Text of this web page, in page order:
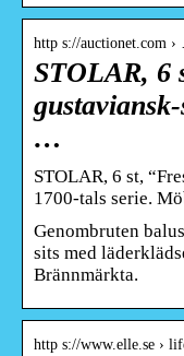
http s://auctionet.com
STOLAR, 6
…
STOLAR, 6 st,
1700-tals serie.
Genombruten
sits med
Brännmärkta.
http s://www.elle.se ›